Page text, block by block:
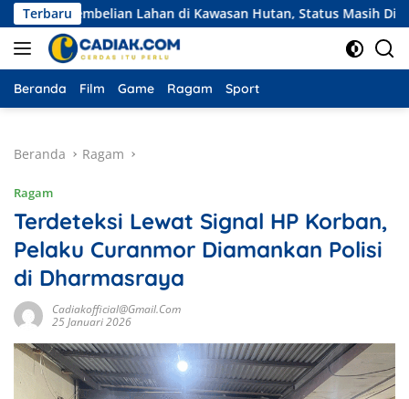
Langsung
ke
konten
TerbaruLahan di Kawasan Hutan, Status Masih Diproses
Beranda Film Game Ragam Sport
Beranda Ragam
Ragam
Terdeteksi Lewat Signal HP Korban,
Pelaku Curanmor Diamankan Polisi
di Dharmasraya
Cadiakofficial@gmail.com
25 Januari 2026